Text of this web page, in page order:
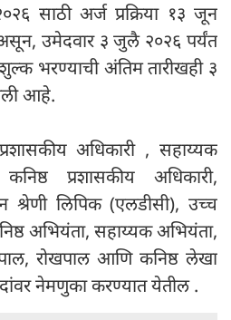
साठी अर्ज प्रक्रिया १३ जून
उमेदवार ३ जुलै २०२६ पर्यंत
भरण्याची अंतिम तारीखही ३
आहे.
अधिकारी , सहाय्यक
प्रशासकीय अधिकारी,
श्रेणी लिपिक (एलडीसी), उच्च
अभियंता, सहाय्यक अभियंता,
रोखपाल आणि कनिष्ठ लेखा
नेमणुका करण्यात येतील .